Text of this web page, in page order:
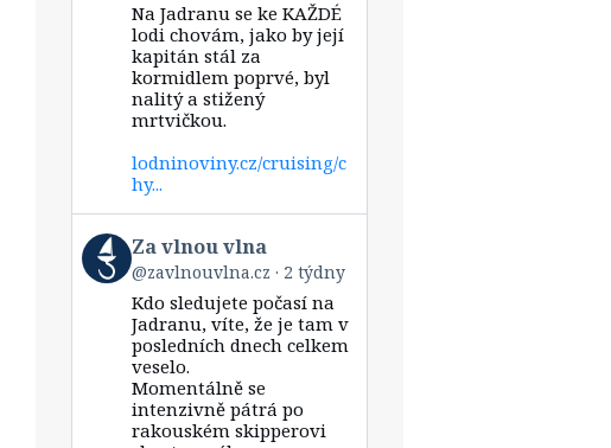
Na Jadranu se ke KAŽDÉ
lodi chovám, jako by její
kapitán stál za
kormidlem poprvé, byl
nalitý a stižený
mrtvičkou.
lodninoviny.cz/cruising/c
hy...
View
post
by
Bluesky
Za vlnou vlna
@zavlnouvlna.cz 2 týdny
Kdo sledujete počasí na
Jadranu, víte, že je tam v
posledních dnech celkem
veselo.
Momentálně se
intenzivně pátrá po
rakouském skipperovi